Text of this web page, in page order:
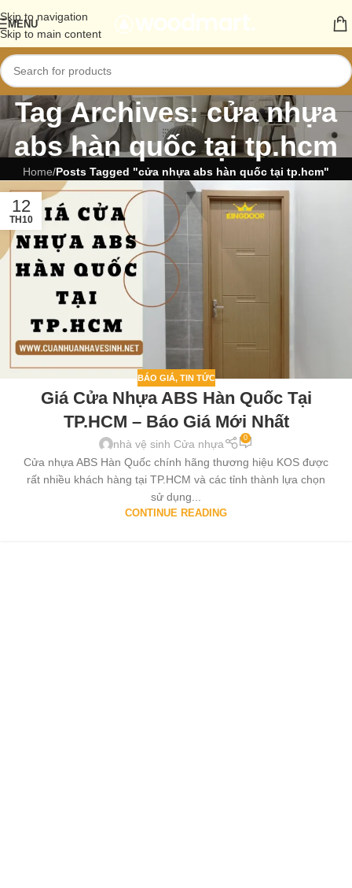
Skip to navigation
Skip to main content
MENU
Tag Archives: cửa nhựa
abs hàn quốc tại tp.hcm
Home/Posts Tagged "cửa nhựa abs hàn quốc tại tp.hcm"
12
TH10
BÁO GIÁ, TIN TỨC
Giá Cửa Nhựa ABS Hàn Quốc Tại
TP.HCM – Báo Giá Mới Nhất
nhà vệ sinh Cửa nhựa 0
Cửa nhựa ABS Hàn Quốc chính hãng thương hiệu KOS được
rất nhiều khách hàng tại TP.HCM và các tỉnh thành lựa chọn
sử dụng...
CONTINUE READING